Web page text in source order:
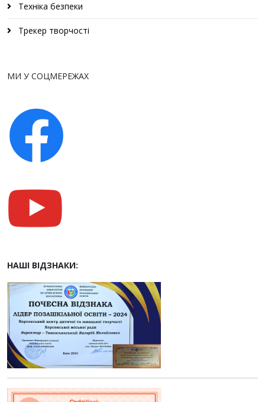
Техніка безпеки
Трекер творчості
МИ У СОЦМЕРЕЖАХ
НАШІ ВІДЗНАКИ: